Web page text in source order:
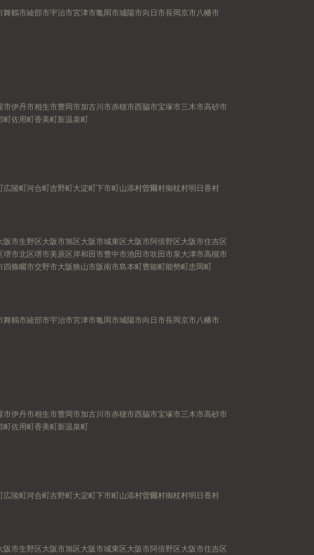
舞鶴市綾部市宇治市宮津市亀岡市城陽市向日市長岡京市八幡市
市伊丹市相生市豊岡市加古川市赤穂市西脇市宝塚市三木市高砂市
町佐用町香美町新温泉町
広陵町河合町吉野町大淀町下市町山添村曽爾村御杖村明日香村
阪市生野区大阪市旭区大阪市城東区大阪市阿倍野区大阪市住吉区
堺市北区堺市美原区岸和田市豊中市池田市吹田市泉大津市高槻市
四條畷市交野市大阪狭山市阪南市島本町豊能町能勢町忠岡町
舞鶴市綾部市宇治市宮津市亀岡市城陽市向日市長岡京市八幡市
市伊丹市相生市豊岡市加古川市赤穂市西脇市宝塚市三木市高砂市
町佐用町香美町新温泉町
広陵町河合町吉野町大淀町下市町山添村曽爾村御杖村明日香村
阪市生野区大阪市旭区大阪市城東区大阪市阿倍野区大阪市住吉区